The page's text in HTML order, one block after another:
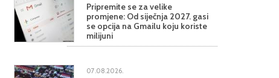
Pripremite se za velike
promjene: Od siječnja 2027. gasi
se opcija na Gmailu koju koriste
milijuni
07.08.2026.